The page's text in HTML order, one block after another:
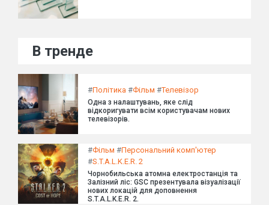
В тренде
#Політика #Фільм #Телевізор
Одна з налаштувань, яке слід
відкоригувати всім користувачам нових
телевізорів.
#Фільм #Персональний комп'ютер
#S.T.A.L.K.E.R. 2
Чорнобильська атомна електростанція та
Залізний ліс: GSC презентувала візуалізації
нових локацій для доповнення
S.T.A.L.K.E.R. 2.